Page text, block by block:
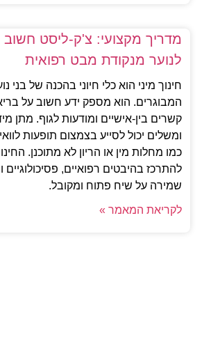
מדריך מקצועי: צ'ק-ליסט חשוב
לנוער מנקודת מבט רפואית
חינוך מיני הוא כלי חיוני בהכנה של בני
המבוגרים. הוא מספק ידע חשוב על
קשרים בין-אישיים ומודעות לגוף. מתן
ומשלים יכול לסייע בצמצום תופעות
כמו מחלות מין או הריון לא מתוכנן.
להתרכז בהיבטים רפואיים, פסיכולוגיים
שמירה על שיח פתוח ומקובל.
לקריאת המאמר »